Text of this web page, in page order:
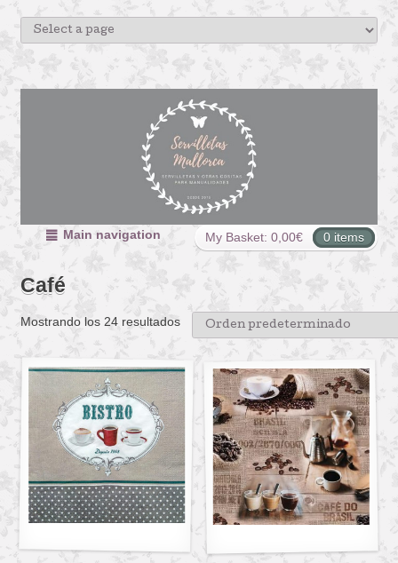
My Basket: 0,00€ 0 items
Main navigation
Café
Mostrando los 24 resultados